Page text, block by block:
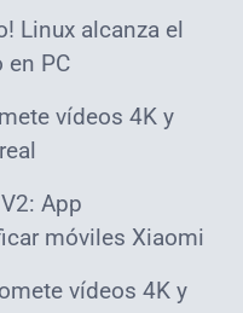
Linux alcanza el
en PC
vídeos 4K y
App
móviles Xiaomi
vídeos 4K y